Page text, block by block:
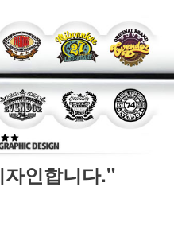
인합니다."